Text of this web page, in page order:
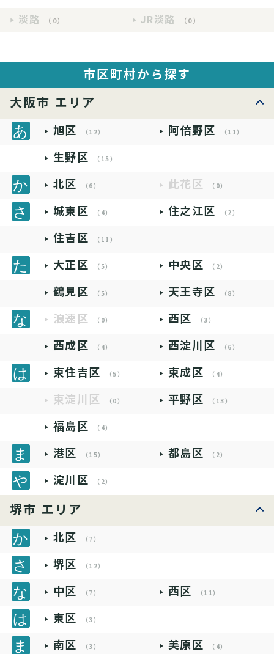
淡路 （0） JR淡路 （0）
市区町村から探す
大阪市 エリア
旭区 （12） 阿倍野区 （11）
生野区 （15）
北区 （6） 此花区 （0）
城東区 （4） 住之江区 （2）
住吉区 （11）
大正区 （5） 中央区 （2）
鶴見区 （5） 天王寺区 （8）
浪速区 （0） 西区 （3）
西成区 （4） 西淀川区 （6）
東住吉区 （5） 東成区 （4）
東淀川区 （0） 平野区 （13）
福島区 （4）
港区 （15） 都島区 （2）
淀川区 （2）
堺市 エリア
北区 （7）
堺区 （12）
中区 （7） 西区 （11）
東区 （3）
南区 （3） 美原区 （4）